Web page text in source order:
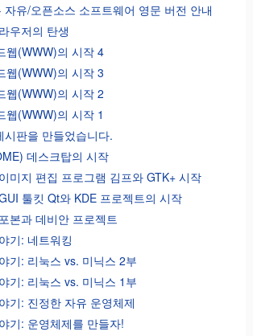
자유/오픈소스 소프트웨어 영문 버전 안내
우저의 탄생
웹(WWW)의 시작 4
웹(WWW)의 시작 3
웹(WWW)의 시작 2
웹(WWW)의 시작 1
시판을 만들었습니다.
데스크탑의 시작
미지 편집 프로그램 김프와 GTK+ 시작
툴킷 Qt와 KDE 프로젝트의 시작
본과 데비안 프로젝트
기: 네트워킹
기: 리눅스 vs. 미닉스 2부
기: 리눅스 vs. 미닉스 1부
기: 진정한 자유 운영체제
기: 운영체제를 만들자!